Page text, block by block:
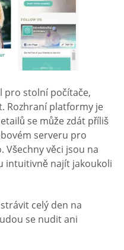
pro stolní počítače,
Rozhraní platformy je
se může zdát příliš
serveru pro
Všechny věci jsou na
intuitivně najít jakoukoli
celý den na
se nudit ani